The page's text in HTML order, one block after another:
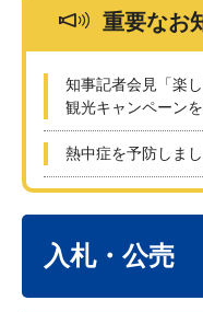
重要なお
知事記者会見「楽
観光キャンペーン
熱中症を予防しま
入札・公売